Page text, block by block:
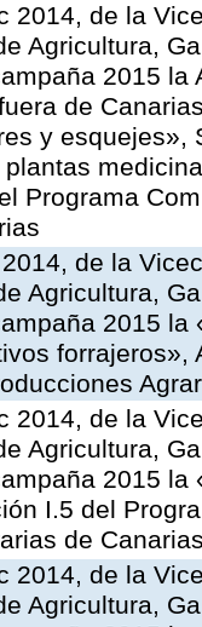
2014, de la
Agricultura,
2015 la
de
y esquejes»,
Programa
de la
Agricultura,
2015 la
forrajeros»,
2014, de la
Agricultura,
2015
I.5 del
de
2014, de la
Agricultura,